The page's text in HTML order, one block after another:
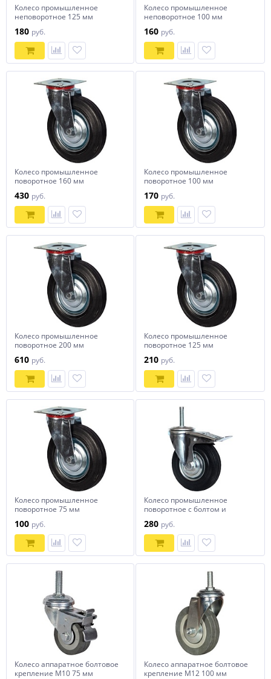
Колесо промышленное
неповоротное 125 мм
180 руб.
Колесо промышленное
неповоротное 100 мм
160 руб.
Колесо промышленное
поворотное 160 мм
430 руб.
Колесо промышленное
поворотное 100 мм
170 руб.
Колесо промышленное
поворотное 200 мм
610 руб.
Колесо промышленное
поворотное 125 мм
210 руб.
Колесо промышленное
поворотное 75 мм
100 руб.
Колесо промышленное
поворотное с болтом и
280 руб.
Колесо аппаратное болтовое
крепление М10 75 мм
Колесо аппаратное болтовое
крепление М12 100 мм